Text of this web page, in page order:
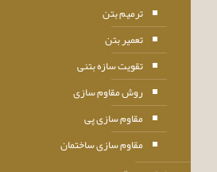
ترمیم بتن
تعمیر بتن
تقویت سازه بتنی
روش مقاوم سازی
مقاوم سازی پی
مقاوم سازی ساختمان